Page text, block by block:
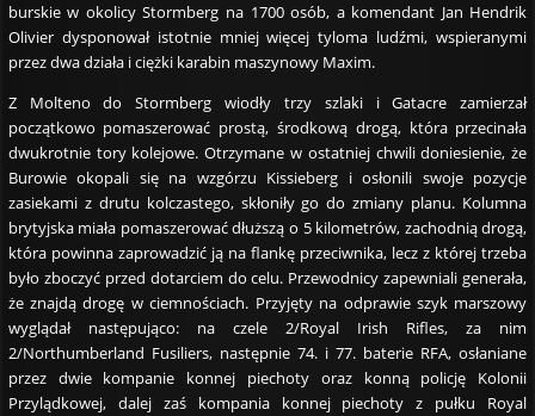
burskie w okolicy Stormberg na 1700 osób, a komendant Jan Hendrik
Olivier dysponował istotnie mniej więcej tyloma ludźmi, wspieranymi
przez dwa działa i ciężki karabin maszynowy Maxim.
Z Molteno do Stormberg wiodły trzy szlaki i Gatacre zamierzał
początkowo pomaszerować prostą, środkową drogą, która przecinała
dwukrotnie tory kolejowe. Otrzymane w ostatniej chwili doniesienie, że
Burowie okopali się na wzgórzu Kissieberg i osłonili swoje pozycje
zasiekami z drutu kolczastego, skłoniły go do zmiany planu. Kolumna
brytyjska miała pomaszerować dłuższą o 5 kilometrów, zachodnią drogą,
która powinna zaprowadzić ją na flankę przeciwnika, lecz z której trzeba
było zboczyć przed dotarciem do celu. Przewodnicy zapewniali generała,
że znajdą drogę w ciemnościach. Przyjęty na odprawie szyk marszowy
wyglądał następująco: na czele 2/Royal Irish Rifles, za nim
2/Northumberland Fusiliers, następnie 74. i 77. baterie RFA, osłaniane
przez dwie kompanie konnej piechoty oraz konną policję Kolonii
Przylądkowej, dalej zaś kompania konnej piechoty z pułku Royal